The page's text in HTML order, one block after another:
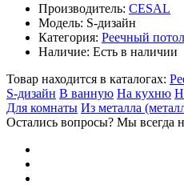
Производитель: CESAL
Модель: S-дизайн
Категория: Реечный
Наличие: Есть в наличии
Товар находится в каталогах:
S-дизайн В ванную На кухню
Для комнаты Из металла
Остались вопросы? Мы всегда